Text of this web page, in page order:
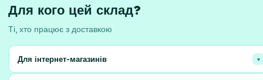
Для кого цей склад?
Ті, хто працює з доставкою
Для інтернет-магазинів